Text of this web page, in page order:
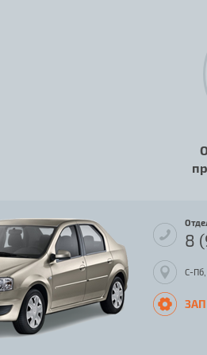
8
С-Пб,